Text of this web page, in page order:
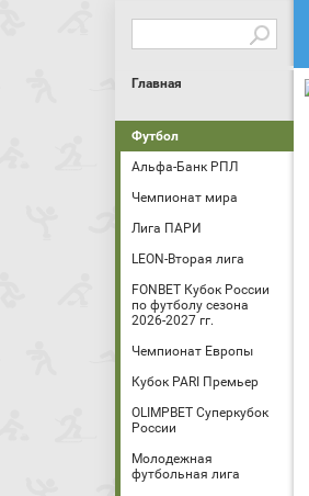
Главная
Футбол
Альфа-Банк РПЛ
Чемпионат мира
Лига ПАРИ
LEON-Вторая лига
FONBET Кубок России
по футболу сезона
2026-2027 гг.
Чемпионат Европы
Кубок PARI Премьер
OLIMPBET Суперкубок
России
Молодежная
футбольная лига